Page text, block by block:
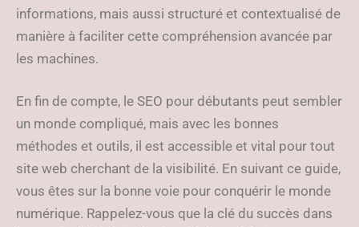
informations, mais aussi structuré et contextualisé de
manière à faciliter cette compréhension avancée par
les machines.
En fin de compte, le SEO pour débutants peut sembler
un monde compliqué, mais avec les bonnes
méthodes et outils, il est accessible et vital pour tout
site web cherchant de la visibilité. En suivant ce guide,
vous êtes sur la bonne voie pour conquérir le monde
numérique. Rappelez-vous que la clé du succès dans